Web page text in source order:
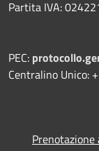
Partita IVA:
PEC:
Centralino Unico: